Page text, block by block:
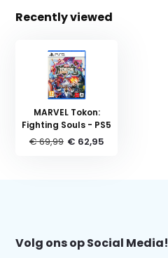
Recently viewed
MARVEL Tokon:
Fighting Souls - PS5
€ 69,99 € 62,95
Volg ons op Social Media!